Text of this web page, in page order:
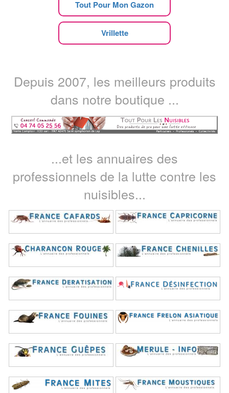
Tout Pour Mon Gazon
Vrillette
Depuis 2007, les meilleurs produits
dans notre boutique ...
...et les annuaires des
professionnels de la lutte contre les
nuisibles...